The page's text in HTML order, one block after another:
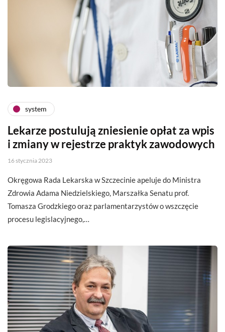
system
Lekarze postulują zniesienie opłat za wpis
i zmiany w rejestrze praktyk zawodowych
16 stycznia 2023
Okręgowa Rada Lekarska w Szczecinie apeluje do Ministra
Zdrowia Adama Niedzielskiego, Marszałka Senatu prof.
Tomasza Grodzkiego oraz parlamentarzystów o wszczęcie
procesu legislacyjnego,…